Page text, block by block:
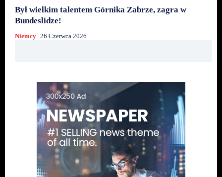
Był wielkim talentem Górnika Zabrze, zagra w
Bundeslidze!
Niemcy 26 Czerwca 2026